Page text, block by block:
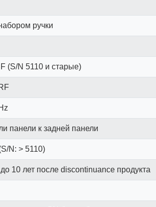
ручки
(S/N 5110 и старые)
панели к задней панели
N: > 5110)
10 лет после discontinuance продукта